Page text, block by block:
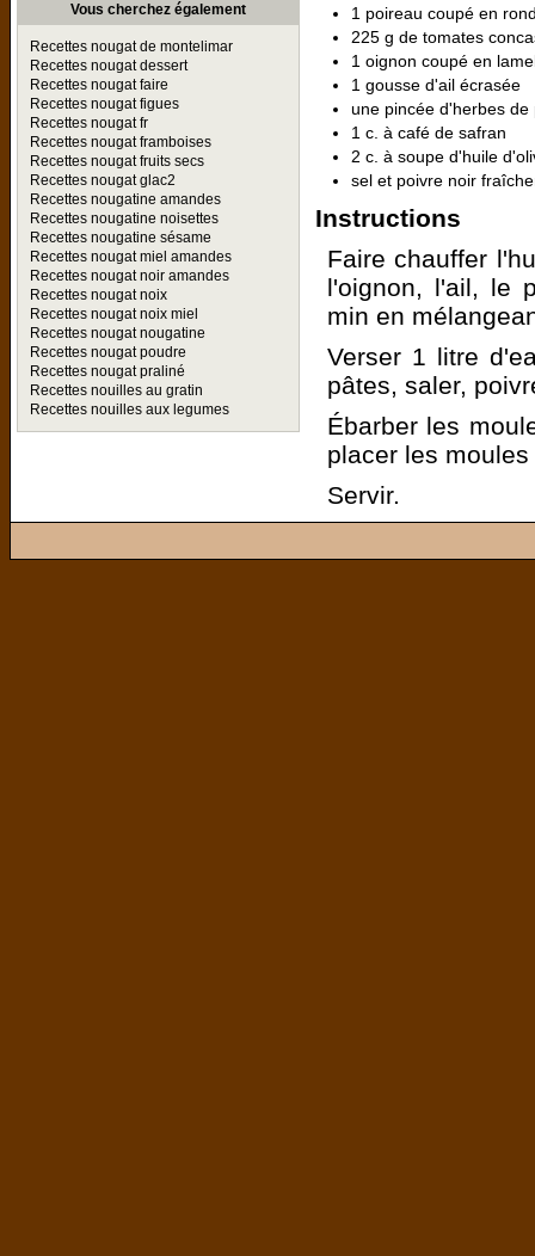
Vous cherchez également
Recettes nougat de montelimar
Recettes nougat dessert
Recettes nougat faire
Recettes nougat figues
Recettes nougat fr
Recettes nougat framboises
Recettes nougat fruits secs
Recettes nougat glac2
Recettes nougatine amandes
Recettes nougatine noisettes
Recettes nougatine sésame
Recettes nougat miel amandes
Recettes nougat noir amandes
Recettes nougat noix
Recettes nougat noix miel
Recettes nougat nougatine
Recettes nougat poudre
Recettes nougat praliné
Recettes nouilles au gratin
Recettes nouilles aux legumes
1 poireau coupé en
225 g de tomates
1 oignon coupé en
1 gousse d'ail écrasée
une pincée d'herbes de
1 c. à café de safran
2 c. à soupe d'huile
sel et poivre noir
Instructions
Faire chauffer
l'oignon, l'ail, le
min en
Verser 1 litre
pâtes, saler,
Ébarber les
placer les
Servir.